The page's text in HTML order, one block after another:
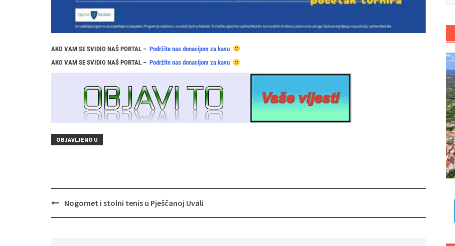
AKO VAM SE SVIDIO NAŠ PORTAL – Podržite nas donacijom za kavu
AKO VAM SE SVIDIO NAŠ PORTAL – Podržite nas donacijom za kavu
OBJAVLJENO U
Navigacija
Nogomet i stolni tenis u Pješčanoj Uvali